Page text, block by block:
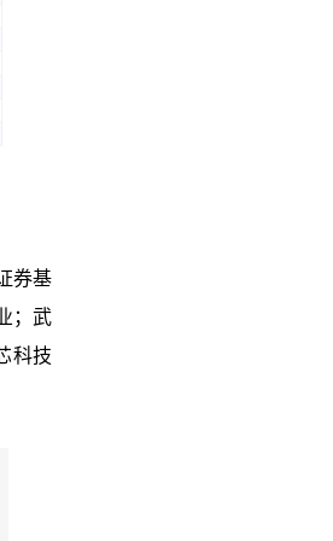
券基
；武
科技